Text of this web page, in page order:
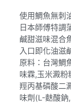
使用鯛魚無刺
日本師傅特調
鹹甜滋味混合
入口即化油滋
原料：台灣鯛
味霖,玉米澱
羥丙基磷酸二
味劑(L-麩酸鈉